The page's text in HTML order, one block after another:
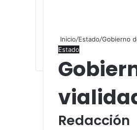
Inicio/Estado/Gobierno
Estado
Redacción